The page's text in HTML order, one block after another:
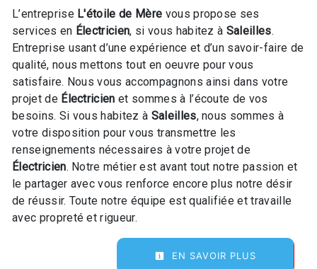
L’entreprise L'étoile de Mère vous propose ses
services en Électricien, si vous habitez à Saleilles.
Entreprise usant d’une expérience et d’un savoir-faire de
qualité, nous mettons tout en oeuvre pour vous
satisfaire. Nous vous accompagnons ainsi dans votre
projet de Électricien et sommes à l’écoute de vos
besoins. Si vous habitez à Saleilles, nous sommes à
votre disposition pour vous transmettre les
renseignements nécessaires à votre projet de
Électricien. Notre métier est avant tout notre passion et
le partager avec vous renforce encore plus notre désir
de réussir. Toute notre équipe est qualifiée et travaille
avec propreté et rigueur.
EN SAVOIR PLUS